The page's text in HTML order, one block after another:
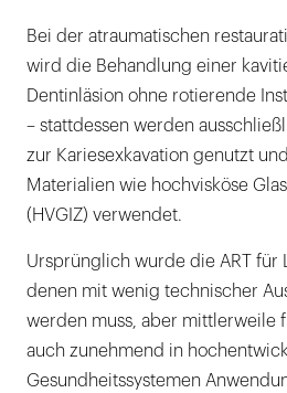
Bei der atraumatischen
wird die Behandlung einer
Dentinläsion ohne rotierende
– stattdessen werden
zur Kariesexkavation genutzt
Materialien wie hochvisköse
(HVGIZ) verwendet.
Ursprünglich wurde die ART für
denen mit wenig technischer
werden muss, aber mittlerweile
auch zunehmend in
Gesundheitssystemen